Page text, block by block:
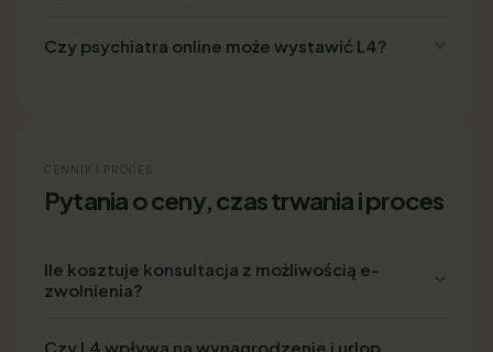
Czy psychiatra online może wystawić L4?
CENNIK I PROCES
Pytania o ceny, czas trwania i proces
Ile kosztuje konsultacja z możliwością e-
zwolnienia?
Czy L4 wpływa na wynagrodzenie i urlop